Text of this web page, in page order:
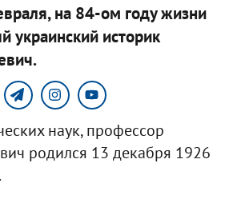
на 84-ом году жизни
украинский историк
наук, профессор
родился 13 декабря 1926